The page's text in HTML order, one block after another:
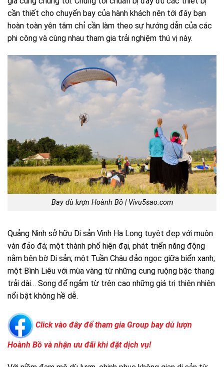
cần thiết cho chuyến bay của hành khách nên tới đây bạn
hoàn toàn yên tâm chỉ cần làm theo sự hướng dẫn của các
phi công và cùng nhau tham gia trải nghiệm thú vị này.
Bay dù lượn Hoành Bồ | Vivu5sao.com
Quảng Ninh sở hữu Di sản Vịnh Hạ Long tuyệt đẹp với muôn
vàn đảo đá; một thành phố hiện đại, phát triển năng động
nằm bên bờ Di sản; một Tuần Châu đảo ngọc giữa biển xanh;
một Bình Liêu với mùa vàng từ những cung ruộng bậc thang
trải dài… Song để ngắm từ trên cao những giá trị thiên nhiên
nổi bật không hề dễ.
Click vào đây để tham gia Group bay dù lượn
Hoành Bồ và nhận ưu đãi khi đặt dịch vụ!